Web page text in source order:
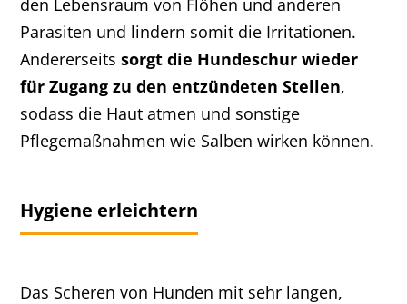
Parasiten und lindern somit die Irritationen.
Andererseitssorgt die Hundeschur wieder
für Zugang zu den entzündeten Stellen,
sodass die Haut atmen und sonstige
Pflegemaßnahmen wie Salben wirken können.
Hygiene erleichtern
Das Scheren von Hunden mit sehr langen,